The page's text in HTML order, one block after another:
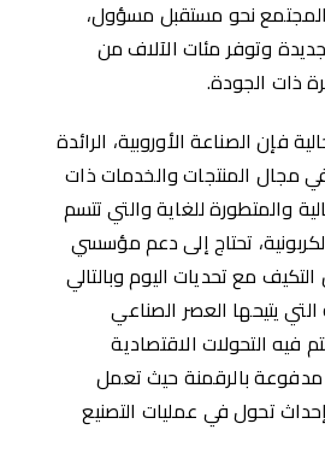
نحو مستقبل مسؤول،
وتوفر مئات الآلاف من
ذات الجودة.
فإن الصناعة الأوروبية، الرائدة
مجال المنتجات والخدمات ذات
والمتطورة للغاية والتي تتسم
تحتاج إلى دعم مؤسسي
مع تحديات اليوم وبالتالي
التي يتيحها العصر الصناعي
فيه التحولات الاقتصادية
مدفوعة بالرقمنة حيث تعمل
تحول في عمليات التصنيع